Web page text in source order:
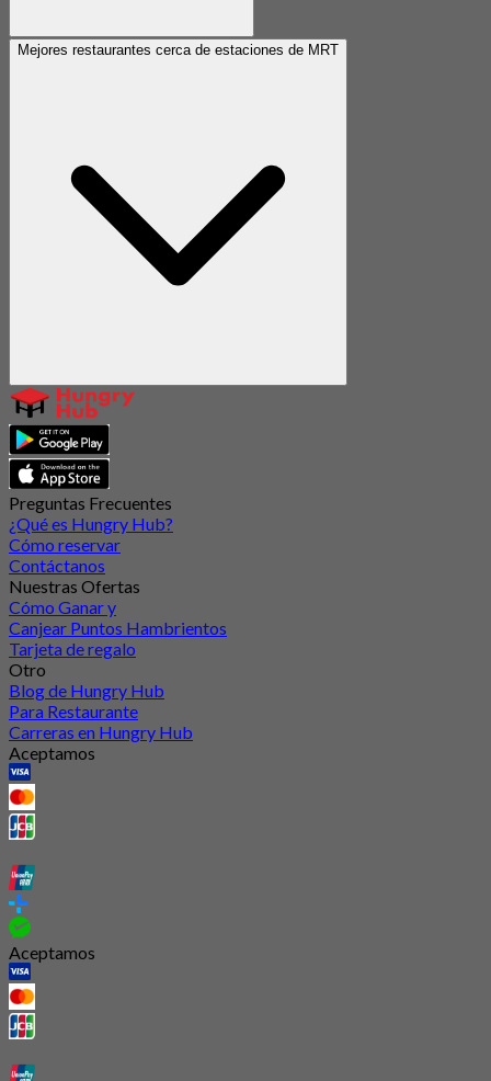
Mejores restaurantes cerca de estaciones de MRT
Preguntas Frecuentes
¿Qué es Hungry Hub?
Cómo reservar
Contáctanos
Nuestras Ofertas
Cómo Ganar y
Canjear Puntos Hambrientos
Tarjeta de regalo
Otro
Blog de Hungry Hub
Para Restaurante
Carreras en Hungry Hub
Aceptamos
Aceptamos